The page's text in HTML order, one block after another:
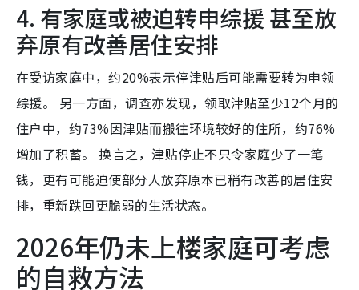
4. 有家庭或被迫转申综援 甚至放
弃原有改善居住安排
在受访家庭中，约20%表示停津贴后可能需要转为申领
综援。 另一方面，调查亦发现，领取津贴至少12个月的
住户中，约73%因津贴而搬往环境较好的住所，约76%
增加了积蓄。 换言之，津贴停止不只令家庭少了一笔
钱，更有可能迫使部分人放弃原本已稍有改善的居住安
排，重新跌回更脆弱的生活状态。
2026年仍未上楼家庭可考虑
的自救方法